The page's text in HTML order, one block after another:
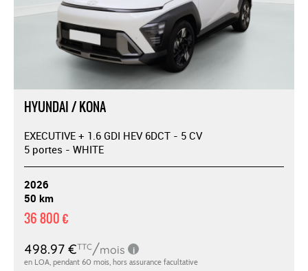
HYUNDAI / KONA
EXECUTIVE + 1.6 GDI HEV 6DCT - 5 CV
5 portes - WHITE
2026
50 km
36 800 €